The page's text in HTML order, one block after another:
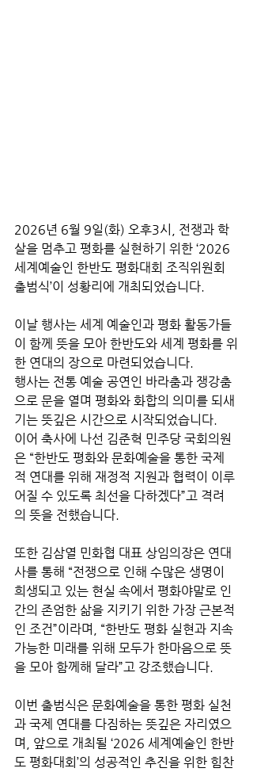
2026년 6월 9일(화) 오후3시, 전쟁과 학
살을 멈추고 평화를 실현하기 위한 ‘2026
세계예술인 한반도 평화대회 조직위원회
출범식’이 성황리에 개최되었습니다.
이날 행사는 세계 예술인과 평화 활동가들
이 함께 뜻을 모아 한반도와 세계 평화를 위
한 연대의 장으로 마련되었습니다.
행사는 전통 예술 공연인 바라춤과 쟁강춤
으로 문을 열며 평화와 화합의 의미를 되새
기는 뜻깊은 시간으로 시작되었습니다.
이어 축사에 나선 김준혁 민주당 국회의원
은 “한반도 평화와 문화예술을 통한 국제
적 연대를 위해 재정적 지원과 협력이 이루
어질 수 있도록 최선을 다하겠다”고 격려
의 뜻을 전했습니다.
또한 김삼열 민화협 대표 상임의장은 연대
사를 통해 “전쟁으로 인해 수많은 생명이
희생되고 있는 현실 속에서 평화야말로 인
간의 존엄한 삶을 지키기 위한 가장 근본적
인 조건”이라며, “한반도 평화 실현과 지속
가능한 미래를 위해 모두가 한마음으로 뜻
을 모아 함께해 달라”고 강조했습니다.
이번 출범식은 문화예술을 통한 평화 실천
과 국제 연대를 다짐하는 뜻깊은 자리였으
며, 앞으로 개최될 ‘2026 세계예술인 한반
도 평화대회’의 성공적인 추진을 위한 힘찬